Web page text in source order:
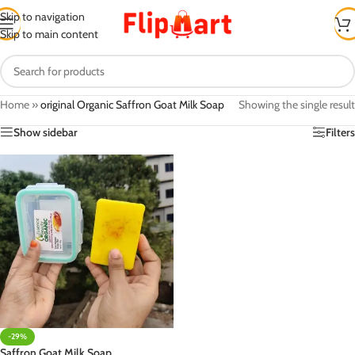
Skip to navigation
Skip to main content
Home »original Organic Saffron Goat Milk Soap
Showing the single result
Show sidebar
Filters
-29%